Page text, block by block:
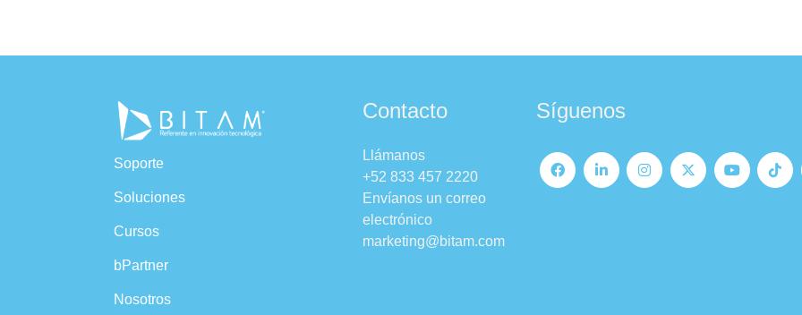
Soporte
Soluciones
Cursos
bPartner
Nosotros
Contacto
Llámanos
+52 833 457 2220
Envíanos un correo
electrónico
marketing@bitam.com
Síguenos